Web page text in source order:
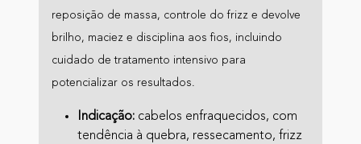
reposição de massa, controle do frizz e devolve
brilho, maciez e disciplina aos fios, incluindo
cuidado de tratamento intensivo para
potencializar os resultados.
Indicação: cabelos enfraquecidos, com
tendência à quebra, ressecamento, frizz